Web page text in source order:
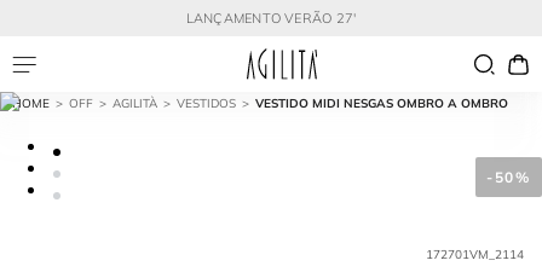
LANÇAMENTO VERÃO 27'
OFF AGILITÀ VESTIDOS VESTIDO MIDI NESGAS OMBRO A OMBRO
- 50%
172701VM_2114